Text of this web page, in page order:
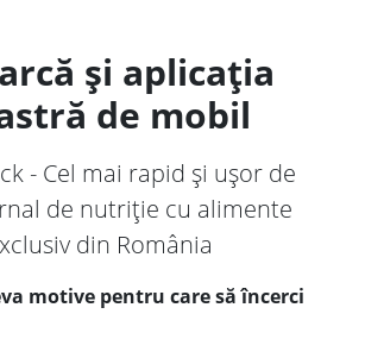
și aplicația
de mobil
- Cel mai rapid și ușor de
de nutriție cu alimente
din România
motive pentru care să încerci